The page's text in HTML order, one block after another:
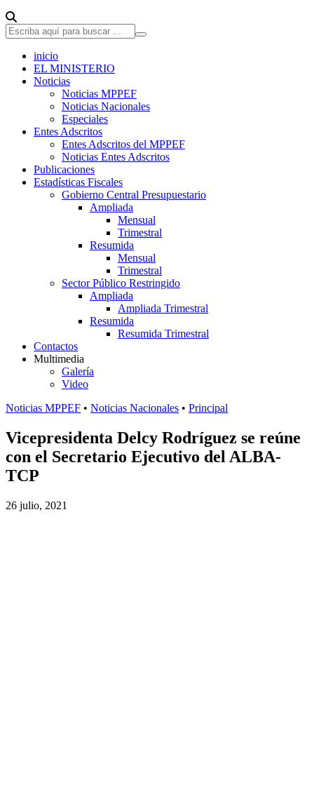
inicio
EL MINISTERIO
Noticias
Noticias MPPEF
Noticias Nacionales
Especiales
Entes Adscritos
Entes Adscritos del MPPEF
Noticias Entes Adscritos
Publicaciones
Estadísticas Fiscales
Gobierno Central Presupuestario
Ampliada
Mensual
Trimestral
Resumida
Mensual
Trimestral
Sector Público Restringido
Ampliada
Ampliada Trimestral
Resumida
Resumida Trimestral
Contactos
Multimedia
Galería
Video
Noticias MPPEF • Noticias Nacionales • Principal
Vicepresidenta Delcy Rodríguez se reúne
con el Secretario Ejecutivo del ALBA-
TCP
26 julio, 2021